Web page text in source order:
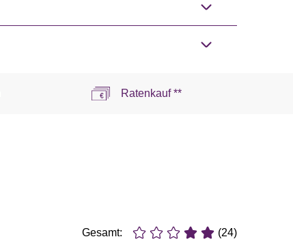
Ratenkauf **
Gesamt: (24)